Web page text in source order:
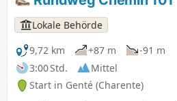
Leben nach dem Fluss aus, während
Salles, das eher wie ein großes Dorf
wirkte, den Weinbau zu seinem
Hauptstandbein machte.
Lokale Behörde
9,72 km
+87 m
-91 m
3:00 Std.
Mittel
Start in Genté (Charente)